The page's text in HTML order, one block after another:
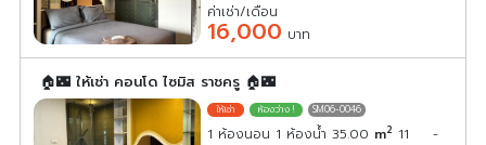
ค่าเช่า/เดือน
16,000 บาท
🏠🌃 ให้เช่า คอนโด ไซมิส ราชครู 🏠🌃
SM06-0046
1 ห้องนอน 1 ห้องน้ำ 35.00 m2 11 -